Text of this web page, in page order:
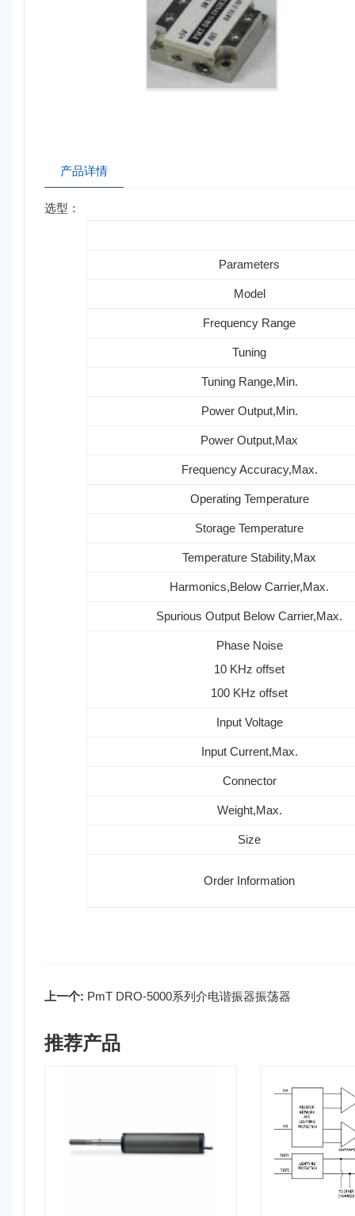
产品详情
选型：
Parameters
Model
Frequency Range
Tuning
Tuning Range,Min.
Power Output,Min.
Power Output,Max
Frequency Accuracy,Max.
Operating Temperature
Storage Temperature
Temperature Stability,Max
Harmonics,Below Carrier,Max.
Spurious Output Below Carrier,Max.
Phase Noise
10 KHz offset
100 KHz offset
Input Voltage
Input Current,Max.
Connector
Weight,Max.
Size
Order Information
上一个: PmT DRO-5000系列介电谐振器振荡器
推荐产品